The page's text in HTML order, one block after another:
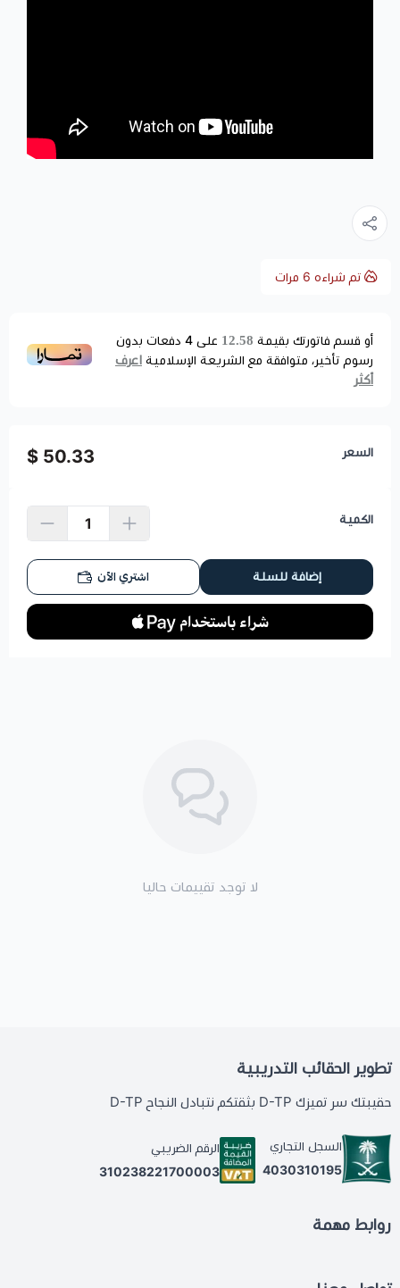
تم شراءه 6 مرات
أو قسم فاتورتك بقيمة 12.58 على 4 دفعات بدون
رسوم تأخير، متوافقة مع الشريعة الإسلامية اعرف
أكثر
السعر 50.33 $
الكمية
إضافة للسلة اشتري الآن
لا توجد تقييمات حاليا
تطوير الحقائب التدريبية
حقيبتك سر تميزك D-TP بثقتكم نتبادل النجاح D-TP
السجل التجاري
4030310195
الرقم الضريبي
310238221700003
روابط مهمة